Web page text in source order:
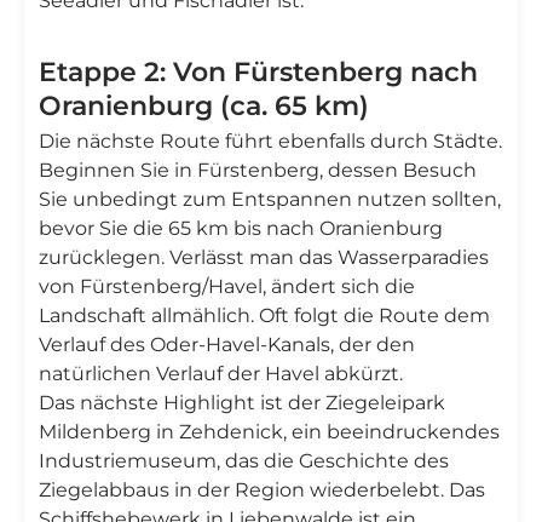
Etappe 2: Von Fürstenberg nach
Oranienburg (ca. 65 km)
Die nächste Route führt ebenfalls durch Städte.
Beginnen Sie in Fürstenberg, dessen Besuch
Sie unbedingt zum Entspannen nutzen sollten,
bevor Sie die 65 km bis nach Oranienburg
zurücklegen. Verlässt man das Wasserparadies
von Fürstenberg/Havel, ändert sich die
Landschaft allmählich. Oft folgt die Route dem
Verlauf des Oder-Havel-Kanals, der den
natürlichen Verlauf der Havel abkürzt.
Das nächste Highlight ist der Ziegeleipark
Mildenberg in Zehdenick, ein beeindruckendes
Industriemuseum, das die Geschichte des
Ziegelabbaus in der Region wiederbelebt. Das